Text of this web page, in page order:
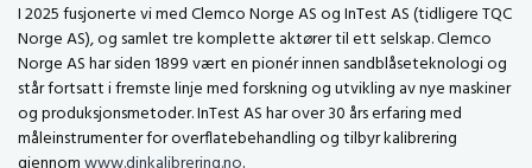
I 2025 fusjonerte vi med Clemco Norge AS og InTest AS (tidligere TQC
Norge AS), og samlet tre komplette aktører til ett selskap. Clemco
Norge AS har siden 1899 vært en pionér innen sandblåseteknologi og
står fortsatt i fremste linje med forskning og utvikling av nye maskiner
og produksjonsmetoder. InTest AS har over 30 års erfaring med
måleinstrumenter for overflatebehandling og tilbyr kalibrering